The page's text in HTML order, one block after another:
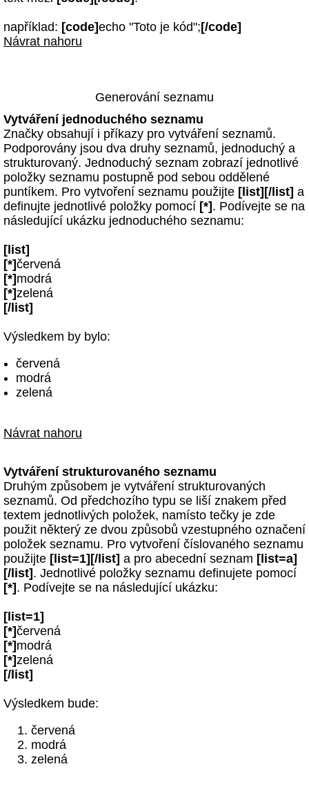
například: [code]echo "Toto je kód"; [/code]
Návrat nahoru
Generování seznamu
Vytváření jednoduchého seznamu
Značky obsahují i příkazy pro vytváření seznamů.
Podporovány jsou dva druhy seznamů, jednoduchý a
strukturovaný. Jednoduchý seznam zobrazí jednotlivé
položky seznamu postupně pod sebou oddělené
puntíkem. Pro vytvoření seznamu použijte [list][/list] a
definujte jednotlivé položky pomocí [*] . Podívejte se na
následující ukázku jednoduchého seznamu:
[list]
[*]červená
[*] modrá
[*]zelená
[/list]
Výsledkem by bylo:
červená
modrá
zelená
Návrat nahoru
Vytváření strukturovaného seznamu
Druhým způsobem je vytváření strukturovaných
seznamů. Od předchozího typu se liší znakem před
textem jednotlivých položek, namísto tečky je zde
použit některý ze dvou způsobů vzestupného označení
položek seznamu. Pro vytvoření číslovaného seznamu
použijte [list=1][/list] a pro abecední seznam [list=a]
[/list] . Jednotlivé položky seznamu definujete pomocí
[*] . Podívejte se na následující ukázku:
[list=1]
[*]červená
[*] modrá
[*]zelená
[/list]
Výsledkem bude:
červená
modrá
zelená